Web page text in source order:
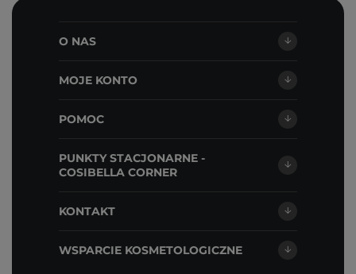
O NAS
MOJE KONTO
POMOC
PUNKTY STACJONARNE -
COSIBELLA CORNER
KONTAKT
WSPARCIE KOSMETOLOGICZNE